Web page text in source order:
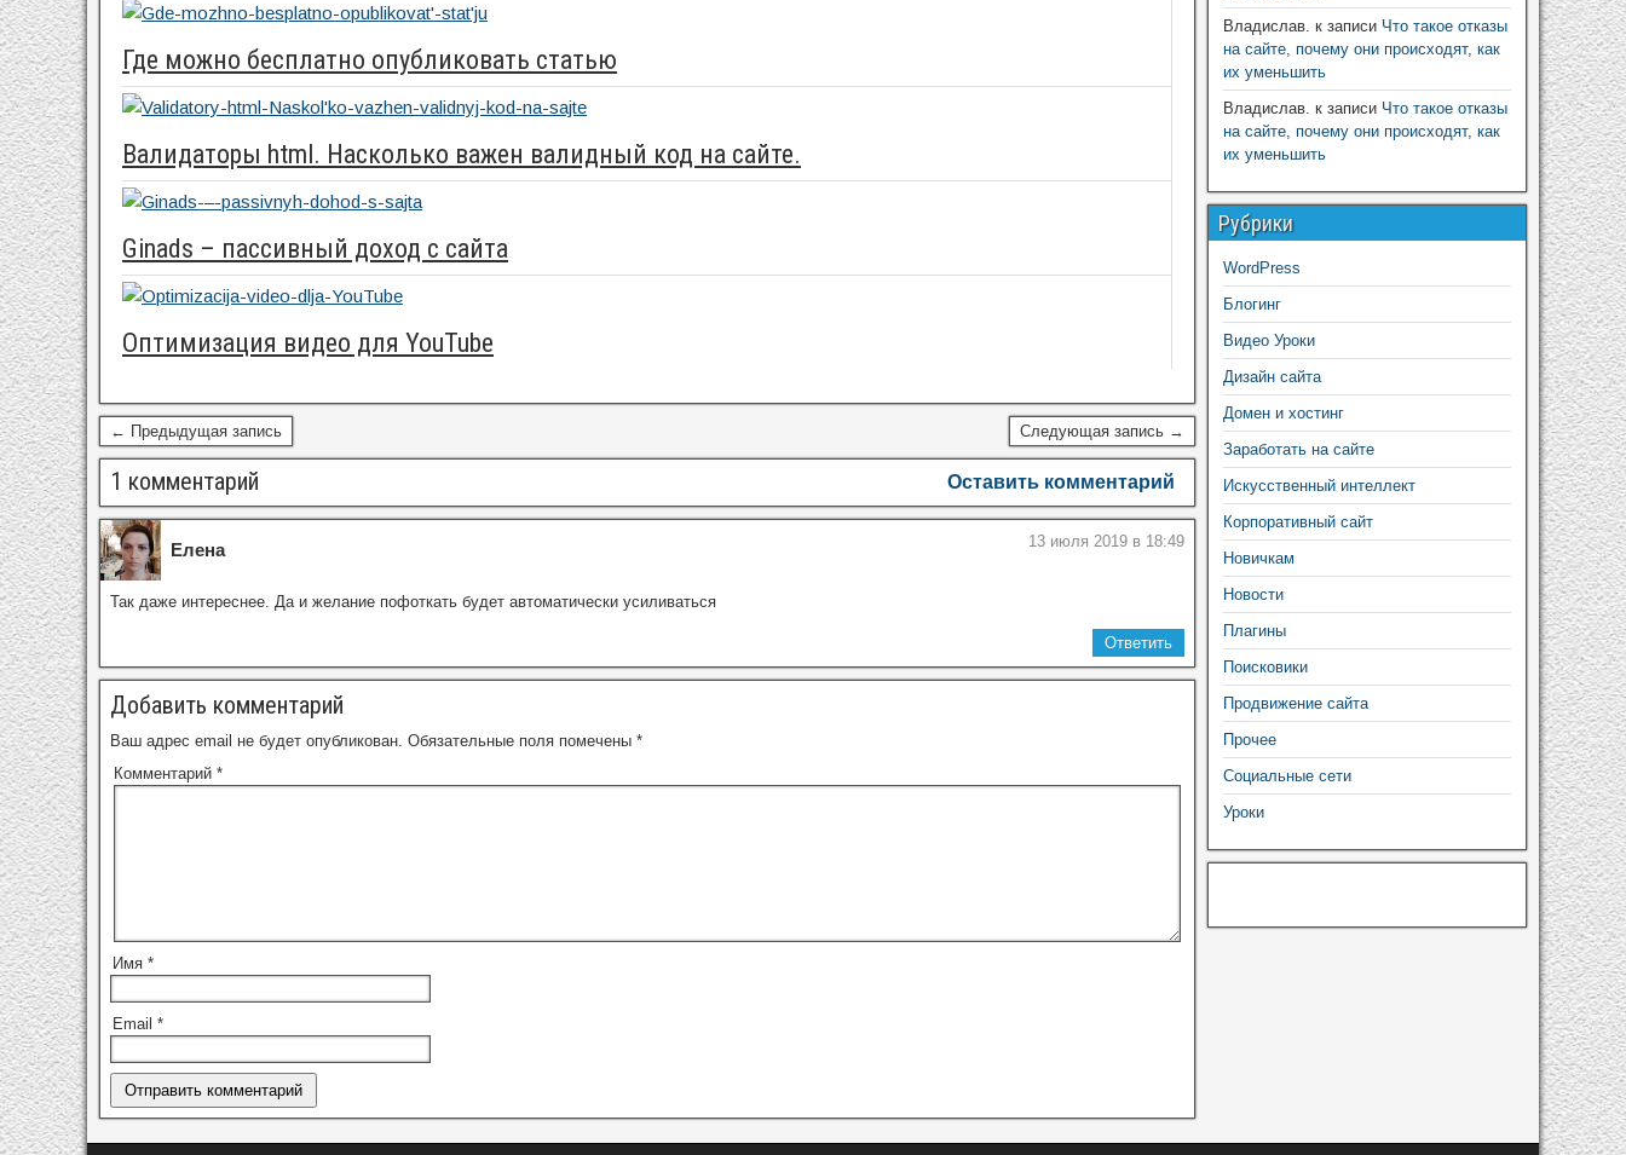
Где можно бесплатно опубликовать статью
Валидаторы html. Насколько важен валидный код на сайте.
Ginads – пассивный доход с сайта
Оптимизация видео для YouTube
← Предыдущая запись Следующая запись →
1 комментарий Оставить комментарий
Елена 13 июля 2019 в 18:49
Так даже интереснее. Да и желание пофоткать будет автоматически усиливаться
Ответить
Добавить комментарий
Ваш адрес email не будет опубликован. Обязательные поля помечены *
Комментарий *
Имя *
Email *
Владислав. к записи Что такое отказы
на сайте, почему они происходят, как
их уменьшить
Владислав. к записи Что такое отказы
на сайте, почему они происходят, как
их уменьшить
Рубрики
WordPress
Блогинг
Видео Уроки
Дизайн сайта
Домен и хостинг
Заработать на сайте
Искусственный интеллект
Корпоративный сайт
Новичкам
Новости
Плагины
Поисковики
Продвижение сайта
Прочее
Социальные сети
Уроки